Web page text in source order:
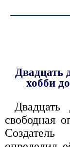
Двадцать
хобби
Двадцать
свободная